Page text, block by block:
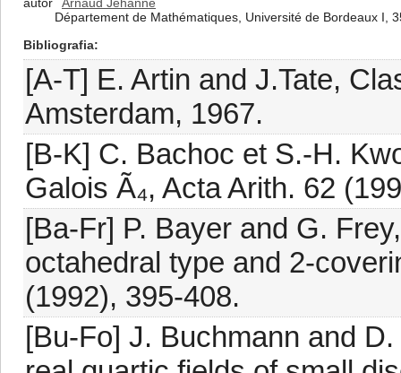
Département de Mathématiques, Université de Bordeaux I,
Bibliografia
[A-T] E. Artin and J.Tate,
Amsterdam, 1967.
[B-K] C. Bachoc et S.-H.
Galois Ã₄, Acta Arith. 62
[Ba-Fr] P. Bayer and G.
octahedral type and 2-
(1992), 395-408.
[Bu-Fo] J. Buchmann and